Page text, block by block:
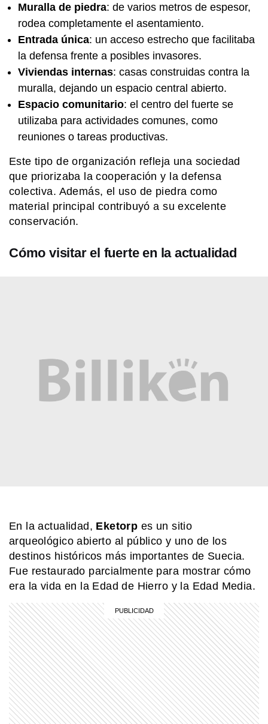
Muralla de piedra: de varios metros de espesor,
rodea completamente el asentamiento.
Entrada única: un acceso estrecho que facilitaba
la defensa frente a posibles invasores.
Viviendas internas: casas construidas contra la
muralla, dejando un espacio central abierto.
Espacio comunitario: el centro del fuerte se
utilizaba para actividades comunes, como
reuniones o tareas productivas.
Este tipo de organización refleja una sociedad
que priorizaba la cooperación y la defensa
colectiva. Además, el uso de piedra como
material principal contribuyó a su excelente
conservación.
Cómo visitar el fuerte en la actualidad
En la actualidad, Eketorp es un sitio
arqueológico abierto al público y uno de los
destinos históricos más importantes de Suecia.
Fue restaurado parcialmente para mostrar cómo
era la vida en la Edad de Hierro y la Edad Media.
Luis Agote: el médico argentino que
cambió la historia de la transfusión
sanguínea
MI PAIS
¿Sabías que Manuel Belgrano era
descendiente de italianos?